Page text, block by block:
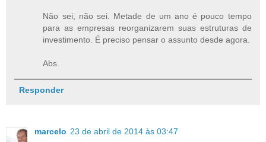
Não sei, não sei. Metade de um ano é pouco tempo
para as empresas reorganizarem suas estruturas de
investimento. É preciso pensar o assunto desde agora.
Abs.
Responder
marcelo 23 de abril de 2014 às 03:47